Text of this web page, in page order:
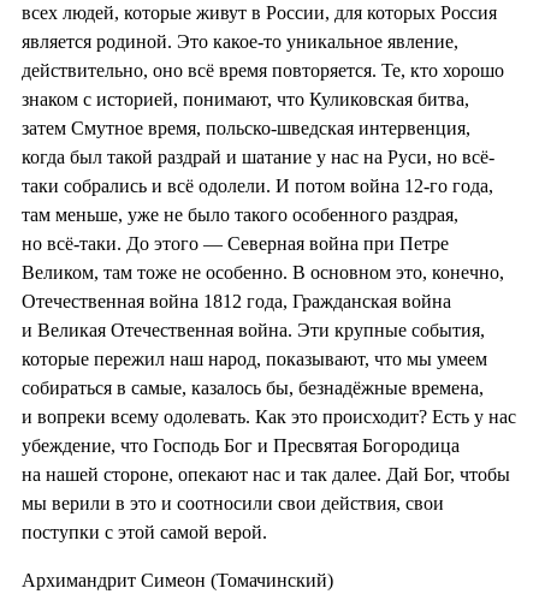
всех людей, которые живут в России, для которых Россия
является родиной. Это какое-то уникальное явление,
действительно, оно всё время повторяется. Те, кто хорошо
знаком с историей, понимают, что Куликовская битва,
затем Смутное время, польско-шведская интервенция,
когда был такой раздрай и шатание у нас на Руси, но всё-
таки собрались и всё одолели. И потом война 12-го года,
там меньше, уже не было такого особенного раздрая,
но всё-таки. До этого — Северная война при Петре
Великом, там тоже не особенно. В основном это, конечно,
Отечественная война 1812 года, Гражданская война
и Великая Отечественная война. Эти крупные события,
которые пережил наш народ, показывают, что мы умеем
собираться в самые, казалось бы, безнадёжные времена,
и вопреки всему одолевать. Как это происходит? Есть у нас
убеждение, что Господь Бог и Пресвятая Богородица
на нашей стороне, опекают нас и так далее. Дай Бог, чтобы
мы верили в это и соотносили свои действия, свои
поступки с этой самой верой.
Архимандрит Симеон (Томачинский)